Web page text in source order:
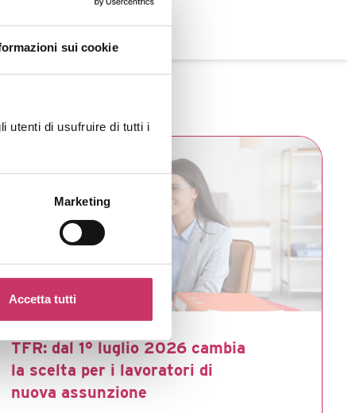
sui cookie
utenti di usufruire di tutti i
Marketing
Accetta tutti
TFR: dal 1° luglio 2026 cambia
la scelta per i lavoratori di
nuova assunzione